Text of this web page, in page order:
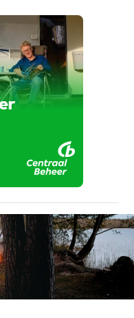
bij de
meer over in
.
vraag
bij de
meer over in
(optioneel)
door